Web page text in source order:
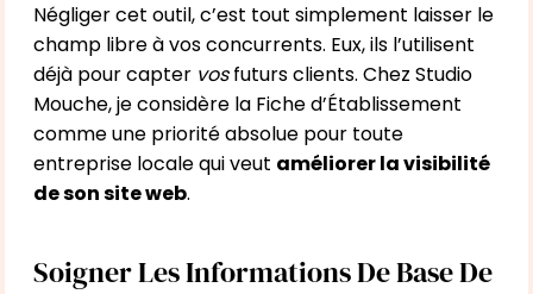
Négliger cet outil, c’est tout simplement laisser le
champ libre à vos concurrents. Eux, ils l’utilisent
déjà pour capter vosfuturs clients. Chez Studio
Mouche, je considère la Fiche d’Établissement
comme une priorité absolue pour toute
entreprise locale qui veut améliorer la visibilité
de son site web.
Soigner Les Informations De Base De